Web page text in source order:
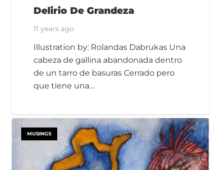
Delirio De Grandeza
11 years ago
Illustration by: Rolandas Dabrukas Una
cabeza de gallina abandonada dentro
de un tarro de basuras Cerrado pero
que tiene una…
MUSINGS